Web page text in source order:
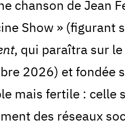
chanson de Jean
Show » (figurant
, qui paraîtra sur
2026) et fondée
mais fertile : celle
des réseaux